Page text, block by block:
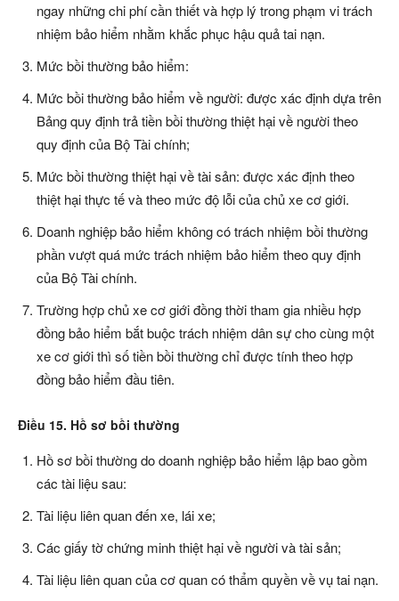
ngay những chi phí cần thiết và hợp lý trong phạm vi trách
nhiệm bảo hiểm nhằm khắc phục hậu quả tai nạn.
Mức bồi thường bảo hiểm:
Mức bồi thường bảo hiểm về người: được xác định dựa trên
Bảng quy định trả tiền bồi thường thiệt hại về người theo
quy định của Bộ Tài chính;
Mức bồi thường thiệt hại về tài sản: được xác định theo
thiệt hại thực tế và theo mức độ lỗi của chủ xe cơ giới.
Doanh nghiệp bảo hiểm không có trách nhiệm bồi thường
phần vượt quá mức trách nhiệm bảo hiểm theo quy định
của Bộ Tài chính.
Trường hợp chủ xe cơ giới đồng thời tham gia nhiều hợp
đồng bảo hiểm bắt buộc trách nhiệm dân sự cho cùng một
xe cơ giới thì số tiền bồi thường chỉ được tính theo hợp
đồng bảo hiểm đầu tiên.
Điều 15. Hồ sơ bồi thường
Hồ sơ bồi thường do doanh nghiệp bảo hiểm lập bao gồm
các tài liệu sau:
Tài liệu liên quan đến xe, lái xe;
Các giấy tờ chứng minh thiệt hại về người và tài sản;
Tài liệu liên quan của cơ quan có thẩm quyền về vụ tai nạn.